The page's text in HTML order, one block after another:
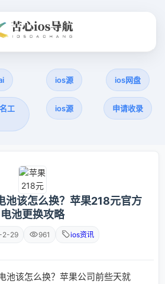
ios源 ios网盘
工
ios源 申请收录
池该怎么换？苹果218元官方
电池更换攻略
2-29 961 ios资讯
该怎么换？苹果公司前些天就